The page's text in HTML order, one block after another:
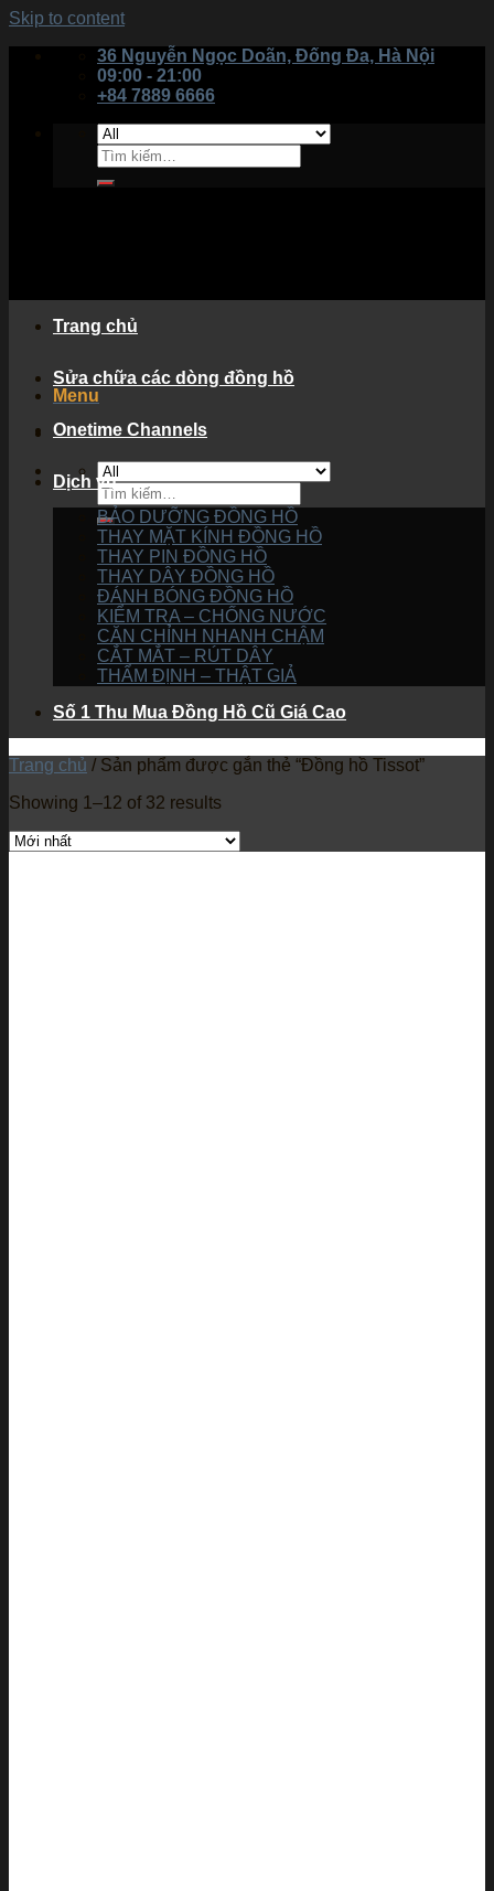
Skip to content
36 Nguyễn Ngọc Doãn, Đống Đa, Hà Nội
09:00 - 21:00
+84 7889 6666
Menu
Trang chủ
Sửa chữa các dòng đồng hồ
Onetime Channels
Dịch vụ
BẢO DƯỠNG ĐỒNG HỒ
THAY MẶT KÍNH ĐỒNG HỒ
THAY PIN ĐỒNG HỒ
THAY DÂY ĐỒNG HỒ
ĐÁNH BÓNG ĐỒNG HỒ
KIỂM TRA – CHỐNG NƯỚC
CĂN CHỈNH NHANH CHẬM
CẮT MẮT – RÚT DÂY
THẨM ĐỊNH – THẬT GIẢ
Số 1 Thu Mua Đồng Hồ Cũ Giá Cao
Trang chủ / Sản phẩm được gắn thẻ “Đồng hồ Tissot”
Showing 1–12 of 32 results